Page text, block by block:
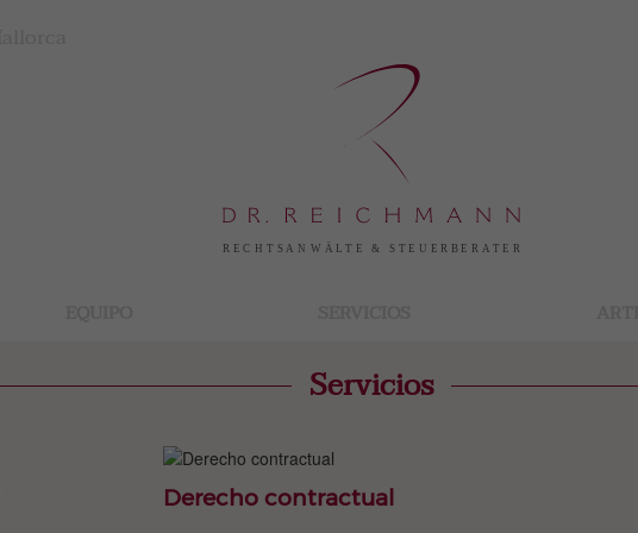
Servicios
Derecho contractual